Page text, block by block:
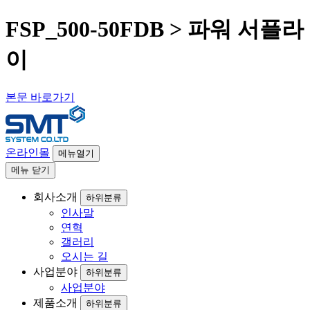
FSP_500-50FDB > 파워 서플라
이
본문 바로가기
온라인몰
메뉴열기
메뉴 닫기
회사소개 하위분류
인사말
연혁
갤러리
오시는 길
사업분야
하위분류
사업분야
제품소개
하위분류